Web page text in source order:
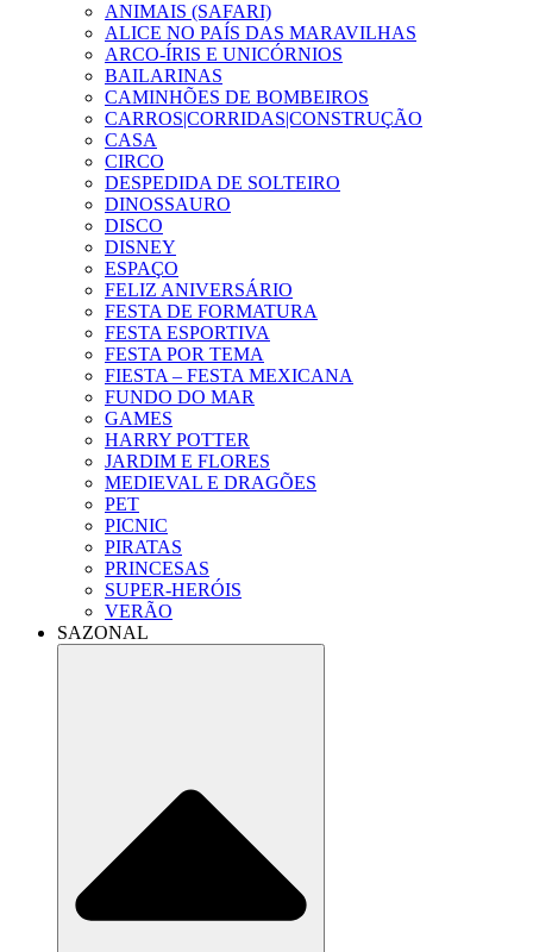
ANIMAIS (SAFARI)
ALICE NO PAÍS DAS MARAVILHAS
ARCO-ÍRIS E UNICÓRNIOS
BAILARINAS
CAMINHÕES DE BOMBEIROS
CARROS|CORRIDAS|CONSTRUÇÃO
CASA
CIRCO
DESPEDIDA DE SOLTEIRO
DINOSSAURO
DISCO
DISNEY
ESPAÇO
FELIZ ANIVERSÁRIO
FESTA DE FORMATURA
FESTA ESPORTIVA
FESTA POR TEMA
FIESTA – FESTA MEXICANA
FUNDO DO MAR
GAMES
HARRY POTTER
JARDIM E FLORES
MEDIEVAL E DRAGÕES
PET
PICNIC
PIRATAS
PRINCESAS
SUPER-HERÓIS
VERÃO
SAZONAL